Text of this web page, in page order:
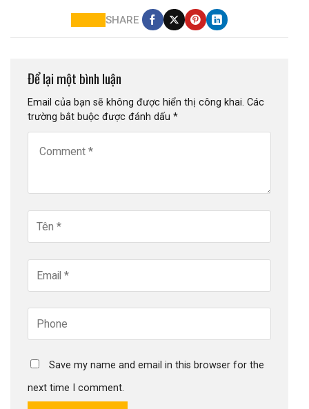
SHARE
Để lại một bình luận
Email của bạn sẽ không được hiển thị công khai. Các
trường bắt buộc được đánh dấu *
Save my name and email in this browser for the
next time I comment.